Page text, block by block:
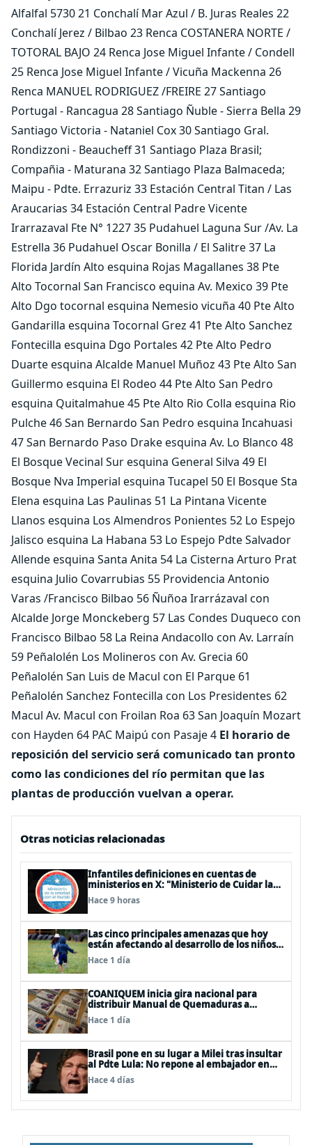
Alfalfal 5730 21 Conchalí Mar Azul / B. Juras Reales 22
Conchalí Jerez / Bilbao 23 Renca COSTANERA NORTE /
TOTORAL BAJO 24 Renca Jose Miguel Infante / Condell
25 Renca Jose Miguel Infante / Vicuña Mackenna 26
Renca MANUEL RODRIGUEZ /FREIRE 27 Santiago
Portugal - Rancagua 28 Santiago Ñuble - Sierra Bella 29
Santiago Victoria - Nataniel Cox 30 Santiago Gral.
Rondizzoni - Beaucheff 31 Santiago Plaza Brasil;
Compañia - Maturana 32 Santiago Plaza Balmaceda;
Maipu - Pdte. Errazuriz 33 Estación Central Titan / Las
Araucarias 34 Estación Central Padre Vicente
Irarrazaval Fte N° 1227 35 Pudahuel Laguna Sur /Av. La
Estrella 36 Pudahuel Oscar Bonilla / El Salitre 37 La
Florida Jardín Alto esquina Rojas Magallanes 38 Pte
Alto Tocornal San Francisco equina Av. Mexico 39 Pte
Alto Dgo tocornal esquina Nemesio vicuña 40 Pte Alto
Gandarilla esquina Tocornal Grez 41 Pte Alto Sanchez
Fontecilla esquina Dgo Portales 42 Pte Alto Pedro
Duarte esquina Alcalde Manuel Muñoz 43 Pte Alto San
Guillermo esquina El Rodeo 44 Pte Alto San Pedro
esquina Quitalmahue 45 Pte Alto Rio Colla esquina Rio
Pulche 46 San Bernardo San Pedro esquina Incahuasi
47 San Bernardo Paso Drake esquina Av. Lo Blanco 48
El Bosque Vecinal Sur esquina General Silva 49 El
Bosque Nva Imperial esquina Tucapel 50 El Bosque Sta
Elena esquina Las Paulinas 51 La Pintana Vicente
Llanos esquina Los Almendros Ponientes 52 Lo Espejo
Jalisco esquina La Habana 53 Lo Espejo Pdte Salvador
Allende esquina Santa Anita 54 La Cisterna Arturo Prat
esquina Julio Covarrubias 55 Providencia Antonio
Varas /Francisco Bilbao 56 Ñuñoa Irarrázaval con
Alcalde Jorge Monckeberg 57 Las Condes Duqueco con
Francisco Bilbao 58 La Reina Andacollo con Av. Larraín
59 Peñalolén Los Molineros con Av. Grecia 60
Peñalolén San Luis de Macul con El Parque 61
Peñalolén Sanchez Fontecilla con Los Presidentes 62
Macul Av. Macul con Froilan Roa 63 San Joaquín Mozart
con Hayden 64 PAC Maipú con Pasaje 4 El horario de
reposición del servicio será comunicado tan pronto
como las condiciones del río permitan que las
plantas de producción vuelvan a operar.
Otras noticias relacionadas
Infantiles definiciones en cuentas de
ministerios en X: "Ministerio de Cuidar la
Plata", "Ministerio de la amistad..."
Hace 9 horas
Las cinco principales amenazas que hoy
están afectando al desarrollo de los niños
en Chile
Hace 1 día
COANIQUEM inicia gira nacional para
distribuir Manual de Quemaduras a
profesionales de la salud
Hace 1 día
Brasil pone en su lugar a Milei tras insultar
al Pdte Lula: No repone al embajador en
BBSS y rebaja la relación bilateral
Hace 4 días